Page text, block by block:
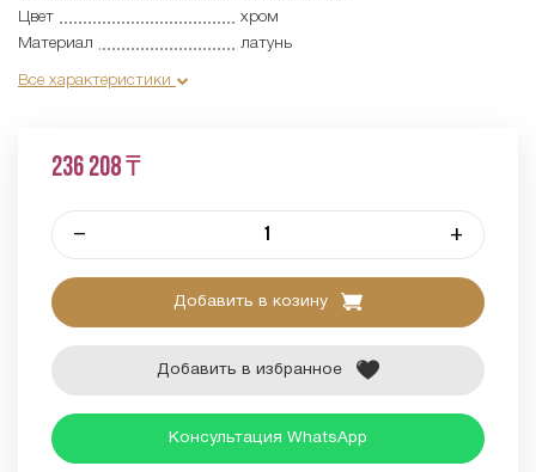
Цвет
хром
Материал
латунь
Все характеристики
236 208 ₸
– +
Добавить в козину
Добавить в избранное
Консультация WhatsApp